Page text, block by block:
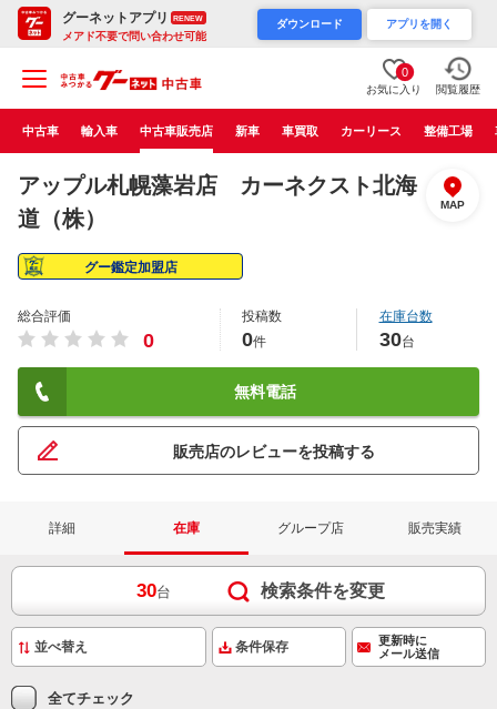
グーネットアプリ RENEW
メアド不要で問い合わせ可能
ダウンロード アプリを開く
0
お気に入り 閲覧履歴
中古車 輸入車 中古車販売店 新車 車買取 カーリース 整備工場
アップル札幌藻岩店 カーネクスト北海
道（株）
MAP
グー鑑定加盟店
総合評価
0
投稿数
0件
在庫台数
30台
無料電話
販売店のレビューを投稿する
詳細 在庫 グループ店 販売実績
30台 検索条件を変更
条件保存
更新時に
メール送信
全てチェック